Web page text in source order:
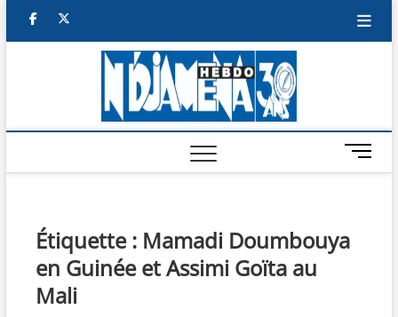
facebook
M
e
Étiquette : Mamadi Doumbouya
en Guinée et Assimi Goïta au
Mali